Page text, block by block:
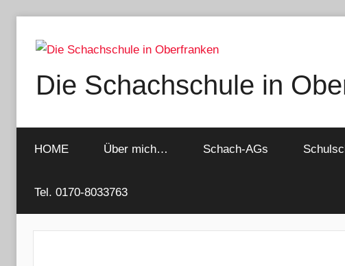
Inhalt
Die Schachschule in
HOME Über mich… Schach-AGs
Tel. 0170-8033763